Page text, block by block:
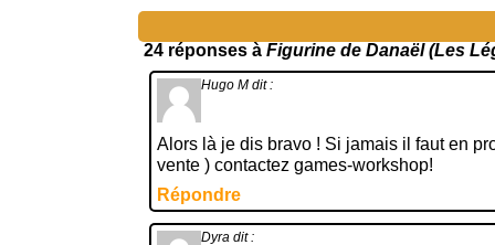
24 réponses à Figurine de Danaël (Les
Hugo M dit :
Alors là je dis bravo ! Si jamais il faut en
vente ) contactez games-workshop!
Répondre
Dyra dit :